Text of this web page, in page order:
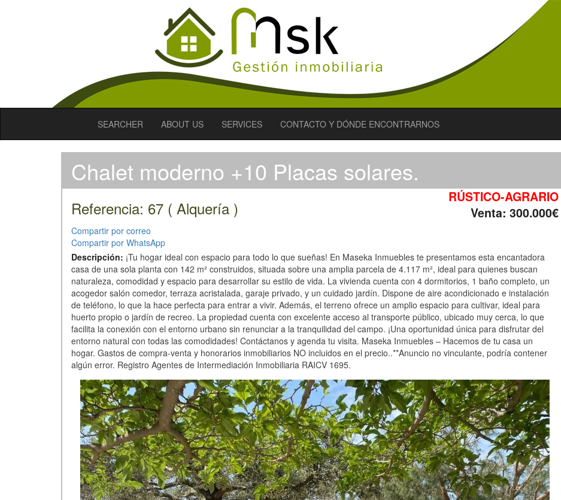
SEARCHER ABOUT US SERVICES CONTACTO Y DÓNDE ENCONTRARNOS
Chalet moderno +10 Placas solares.
Referencia: 67 ( Alquería )
RÚSTICO-AGRARIO
Venta: 300.000€
Compartir por correo
Compartir por WhatsApp
Descripción: ¡Tu hogar ideal con espacio para todo lo que sueñas! En Maseka Inmuebles te presentamos esta encantadora
casa de una sola planta con 142 m² construidos, situada sobre una amplia parcela de 4.117 m², ideal para quienes buscan
naturaleza, comodidad y espacio para desarrollar su estilo de vida. La vivienda cuenta con 4 dormitorios, 1 baño completo, un
acogedor salón comedor, terraza acristalada, garaje privado, y un cuidado jardín. Dispone de aire acondicionado e instalación
de teléfono, lo que la hace perfecta para entrar a vivir. Además, el terreno ofrece un amplio espacio para cultivar, ideal para
huerto propio o jardín de recreo. La propiedad cuenta con excelente acceso al transporte público, ubicado muy cerca, lo que
facilita la conexión con el entorno urbano sin renunciar a la tranquilidad del campo. ¡Una oportunidad única para disfrutar del
entorno natural con todas las comodidades! Contáctanos y agenda tu visita. Maseka Inmuebles – Hacemos de tu casa un
hogar. Gastos de compra-venta y honorarios inmobiliarios NO incluidos en el precio..**Anuncio no vinculante, podría contener
algún error. Registro Agentes de Intermediación Inmobiliaria RAICV 1695.